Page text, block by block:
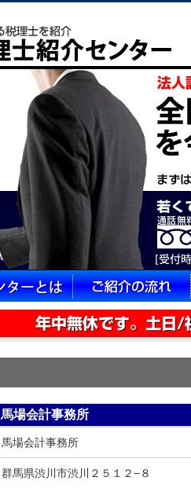
馬場会計事務所
馬場会計事務所
群馬県渋川市渋川２５１２−８